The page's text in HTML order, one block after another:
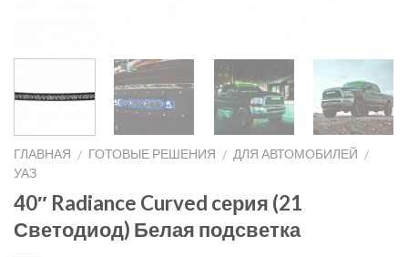
ГЛАВНАЯ / ГОТОВЫЕ РЕШЕНИЯ / ДЛЯ АВТОМОБИЛЕЙ /
УАЗ
40″ Radiance Curved cерия (21
Светодиод) Белая подсветка